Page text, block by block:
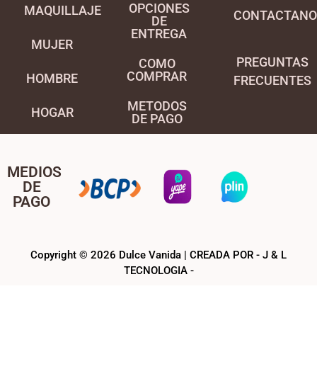
MAQUILLAJE
MUJER
HOMBRE
HOGAR
OPCIONES
DE
ENTREGA
COMO
COMPRAR
METODOS
DE PAGO
PREGUNTAS
FRECUENTES
MEDIOS
DE
PAGO
Copyright © 2026 Dulce Vanida | CREADA POR - J & L
TECNOLOGIA -